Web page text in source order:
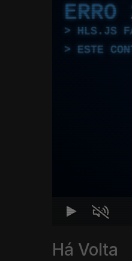
ERRO
HLS.JS
ESTE
Há Volta